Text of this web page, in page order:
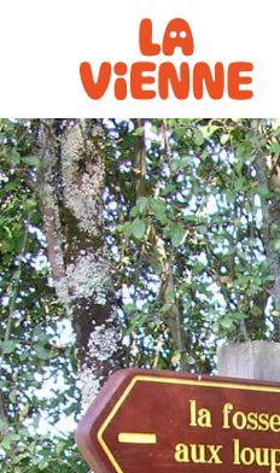
Panneau de gestion des cookies